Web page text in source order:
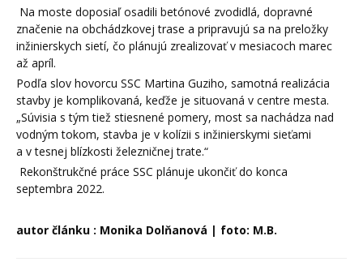
Na moste doposiaľ osadili betónové zvodidlá, dopravné
značenie na obchádzkovej trase a pripravujú sa na preložky
inžinierskych sietí, čo plánujú zrealizovať v mesiacoch marec
až apríl.
Podľa slov hovorcu SSC Martina Guziho, samotná realizácia
stavby je komplikovaná, keďže je situovaná v centre mesta.
„Súvisia s tým tiež stiesnené pomery, most sa nachádza nad
vodným tokom, stavba je v kolízii s inžinierskymi sieťami
a v tesnej blízkosti železničnej trate.“
Rekonštrukčné práce SSC plánuje ukončiť do konca
septembra 2022.
autor článku : Monika Dolňanová | foto: M.B.